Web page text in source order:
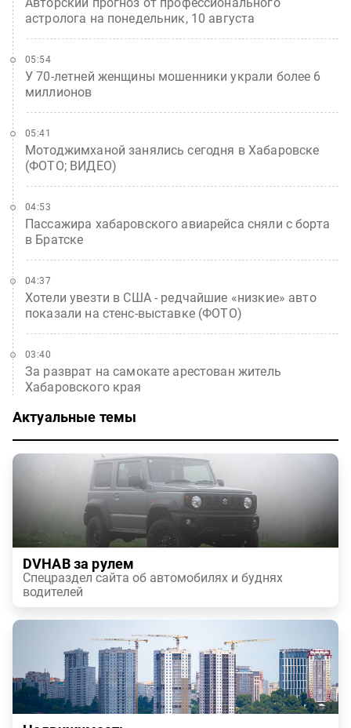
астролога на понедельник, 10 августа
У 70-летней женщины мошенники украли более 6
миллионов
05:54
Мотоджимханой занялись сегодня в Хабаровске
(ФОТО; ВИДЕО)
05:41
Пассажира хабаровского авиарейса сняли с борта
в Братске
04:53
Хотели увезти в США - редчайшие «низкие» авто
показали на стенс-выставке (ФОТО)
04:37
За разврат на самокате арестован житель
Хабаровского края
03:40
Актуальные темы
DVHAB за рулем
Спецраздел сайта об автомобилях и буднях
водителей